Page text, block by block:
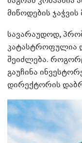
მიწოდების ჯაჭვის
სავარაუდოდ,
კატასტროფულია
შეიძლება.
გაუჩინა
დირექტორის